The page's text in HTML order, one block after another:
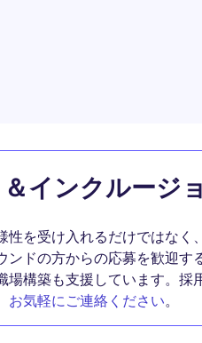
インクルージ
性を受け入れるだけではな
ンドの方からの応募を歓迎
場構築も支援しています。
お気軽にご連絡ください。